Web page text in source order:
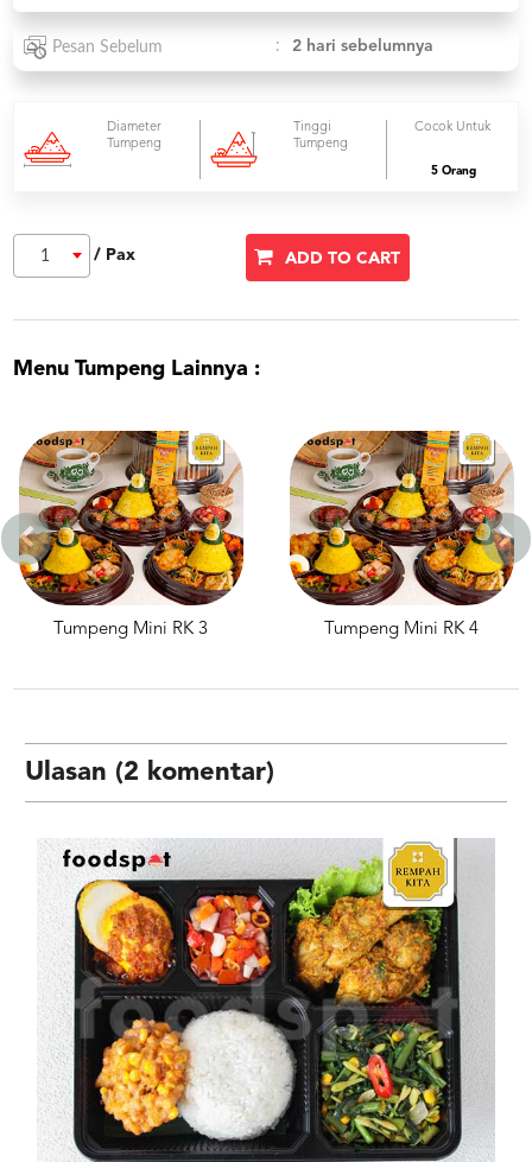
Pesan Sebelum : 2 hari sebelumnya
Diameter
Tumpeng
Tinggi
Tumpeng
Cocok Untuk
5 Orang
1 / Pax ADD TO CART
Menu Tumpeng Lainnya :
Tumpeng Mini RK 3 Tumpeng Mini RK 4
Ulasan (2 komentar)